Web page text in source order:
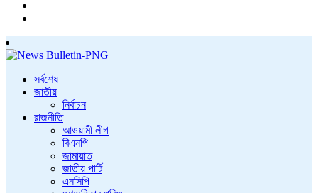
সর্বশেষ
জাতীয়
নির্বাচন
রাজনীতি
আওয়ামী লীগ
বিএনপি
জামায়াত
জাতীয় পার্টি
এনসিপি